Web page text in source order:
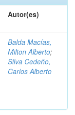
Autor(es)
Balda Macías,
Milton Alberto;
Silva Cedeño,
Carlos Alberto